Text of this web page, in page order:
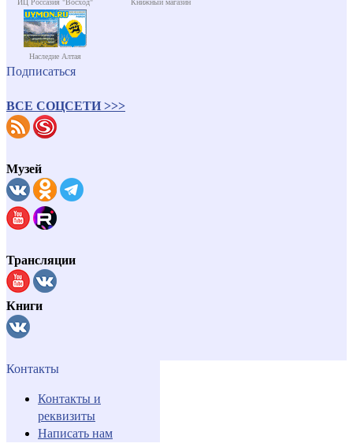
Наследие Алтая
Подписаться
ВСЕ СОЦСЕТИ >>>
Музей
Трансляции
Книги
Контакты
Контакты и
реквизиты
Написать нам